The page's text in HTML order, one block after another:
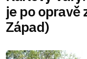
je po opravě
Západ)